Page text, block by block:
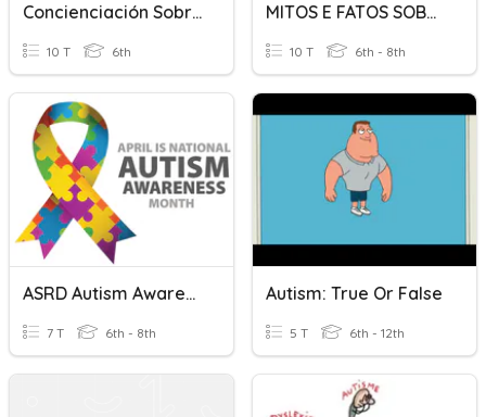
Concienciación Sobre El Autismo “Agujetas”
10 T 6th
MITOS E FATOS SOBRE O AUTISMO
10 T 6th - 8th
ASRD Autism Awareness Quizz
7 T 6th - 8th
Autism: True Or False
5 T 6th - 12th